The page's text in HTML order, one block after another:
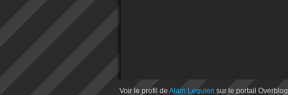
Voir le profil de Alain Lequien sur le portail Overblog